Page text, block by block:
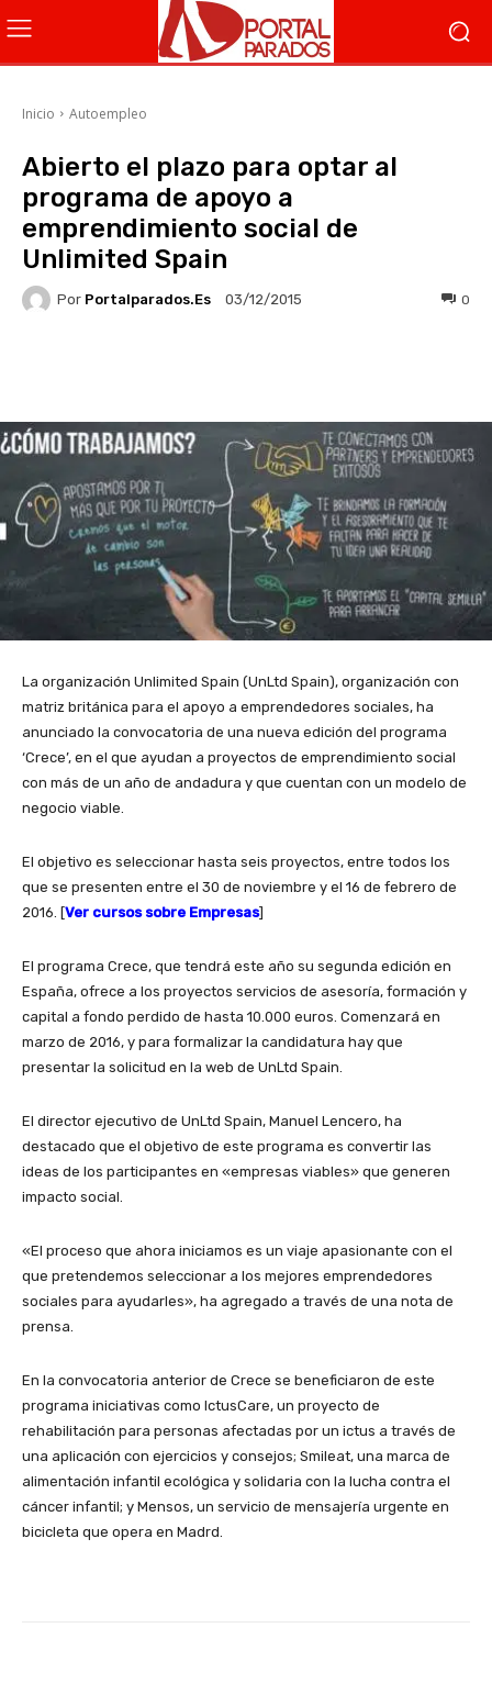
Inicio Autoempleo
Abierto el plazo para optar al
programa de apoyo a
emprendimiento social de
Unlimited Spain
Por Portalparados.es 03/12/2015 0
La organización Unlimited Spain (UnLtd Spain), organización con
matriz británica para el apoyo a emprendedores sociales, ha
anunciado la convocatoria de una nueva edición del programa
‘Crece’, en el que ayudan a proyectos de emprendimiento social
con más de un año de andadura y que cuentan con un modelo de
negocio viable.
El objetivo es seleccionar hasta seis proyectos, entre todos los
que se presenten entre el 30 de noviembre y el 16 de febrero de
2016. [Ver cursos sobre Empresas]
El programa Crece, que tendrá este año su segunda edición en
España, ofrece a los proyectos servicios de asesoría, formación y
capital a fondo perdido de hasta 10.000 euros. Comenzará en
marzo de 2016, y para formalizar la candidatura hay que
presentar la solicitud en la web de UnLtd Spain.
El director ejecutivo de UnLtd Spain, Manuel Lencero, ha
destacado que el objetivo de este programa es convertir las
ideas de los participantes en «empresas viables» que generen
impacto social.
«El proceso que ahora iniciamos es un viaje apasionante con el
que pretendemos seleccionar a los mejores emprendedores
sociales para ayudarles», ha agregado a través de una nota de
prensa.
En la convocatoria anterior de Crece se beneficiaron de este
programa iniciativas como IctusCare, un proyecto de
rehabilitación para personas afectadas por un ictus a través de
una aplicación con ejercicios y consejos; Smileat, una marca de
alimentación infantil ecológica y solidaria con la lucha contra el
cáncer infantil; y Mensos, un servicio de mensajería urgente en
bicicleta que opera en Madrd.